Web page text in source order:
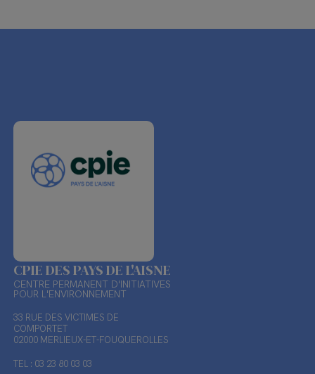
CPIE DES PAYS DE L'AISNE
CENTRE PERMANENT D'INITIATIVES
POUR L'ENVIRONNEMENT
33 RUE DES VICTIMES DE
COMPORTET
02000 MERLIEUX-ET-FOUQUEROLLES
TEL : 03 23 80 03 03